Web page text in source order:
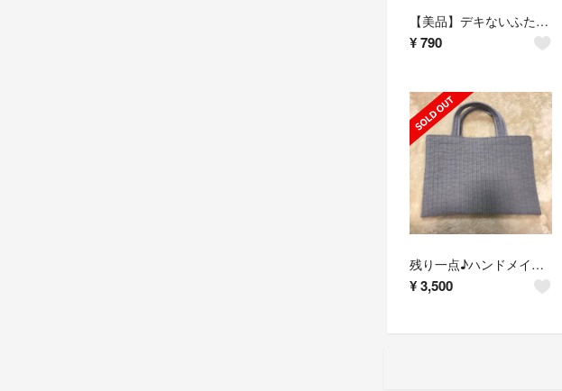
【美品】デキないふたり 1・２巻セット！ドラマ化の人気作！
¥790
残り一点♪ハンドメイド ヌビキルト トートバッグ ピオヌンナル風
¥3,500